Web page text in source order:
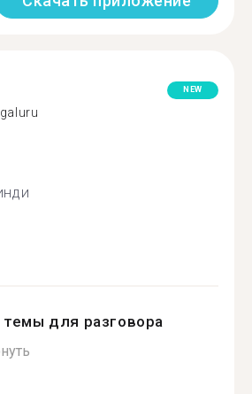
NEW
для разговора